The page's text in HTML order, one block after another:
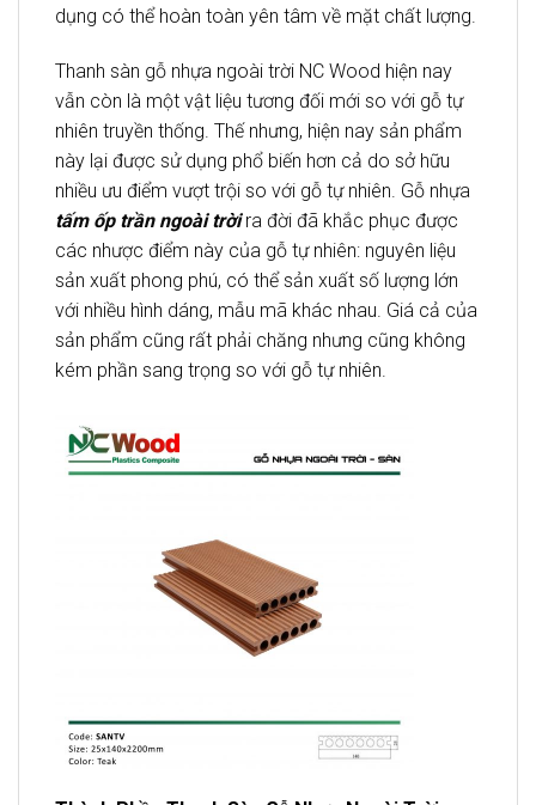
dụng có thể hoàn toàn yên tâm về mặt chất lượng.
Thanh sàn gỗ nhựa ngoài trời NC Wood hiện nay
vẫn còn là một vật liệu tương đối mới so với gỗ tự
nhiên truyền thống. Thế nhưng, hiện nay sản phẩm
này lại được sử dụng phổ biến hơn cả do sở hữu
nhiều ưu điểm vượt trội so với gỗ tự nhiên. Gỗ nhựa
tấm ốp trần ngoài trờira đời đã khắc phục được
các nhược điểm này của gỗ tự nhiên: nguyên liệu
sản xuất phong phú, có thể sản xuất số lượng lớn
với nhiều hình dáng, mẫu mã khác nhau. Giá cả của
sản phẩm cũng rất phải chăng nhưng cũng không
kém phần sang trọng so với gỗ tự nhiên.